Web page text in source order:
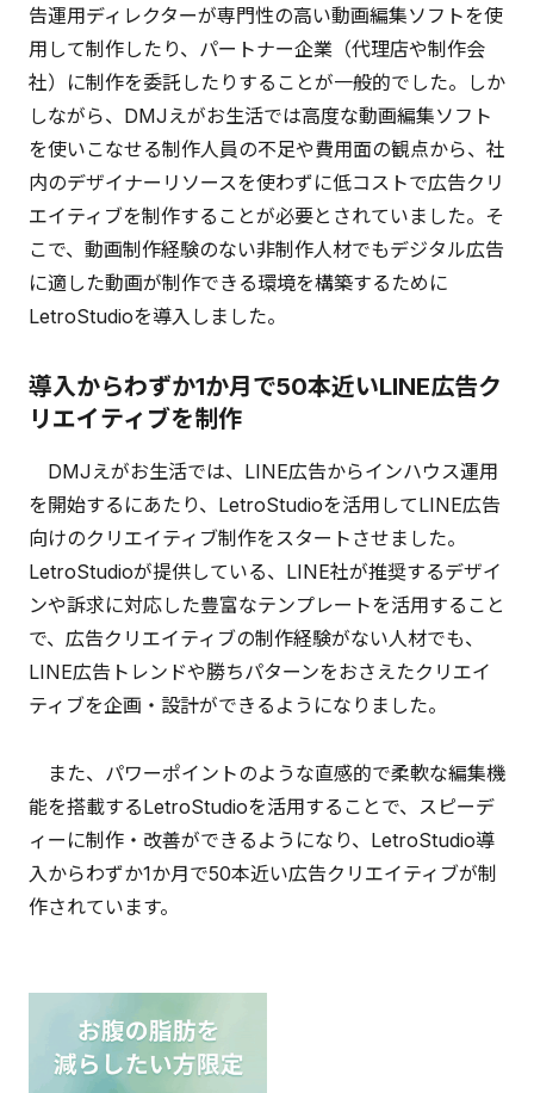
告運用ディレクターが専門性の高い動画編集ソフトを使
用して制作したり、パートナー企業（代理店や制作会
社）に制作を委託したりすることが一般的でした。しか
しながら、DMJえがお生活では高度な動画編集ソフト
を使いこなせる制作人員の不足や費用面の観点から、社
内のデザイナーリソースを使わずに低コストで広告クリ
エイティブを制作することが必要とされていました。そ
こで、動画制作経験のない非制作人材でもデジタル広告
に適した動画が制作できる環境を構築するために
LetroStudioを導入しました。
導入からわずか1か月で50本近いLINE広告ク
リエイティブを制作
DMJえがお生活では、LINE広告からインハウス運用
を開始するにあたり、LetroStudioを活用してLINE広告
向けのクリエイティブ制作をスタートさせました。
LetroStudioが提供している、LINE社が推奨するデザイ
ンや訴求に対応した豊富なテンプレートを活用すること
で、広告クリエイティブの制作経験がない人材でも、
LINE広告トレンドや勝ちパターンをおさえたクリエイ
ティブを企画・設計ができるようになりました。
また、パワーポイントのような直感的で柔軟な編集機
能を搭載するLetroStudioを活用することで、スピーデ
ィーに制作・改善ができるようになり、LetroStudio導
入からわずか1か月で50本近い広告クリエイティブが制
作されています。